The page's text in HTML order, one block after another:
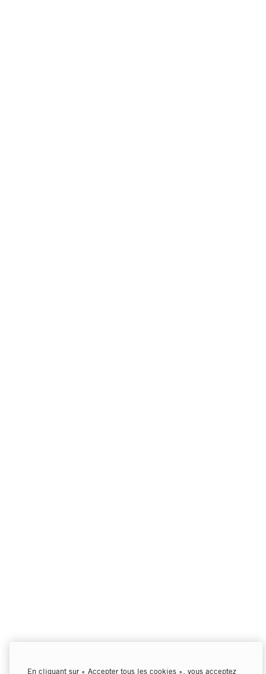
En cliquant sur « Accepter tous les cookies », vous acceptez